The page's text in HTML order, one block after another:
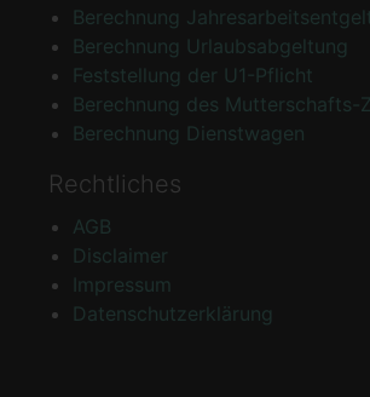
Berechnung
Berechnung Urlaubsabgeltung
Feststellung der U1-Pflicht
Berechnung des Mutterschafts-
Berechnung Dienstwagen
Rechtliches
AGB
Disclaimer
Impressum
Datenschutzerklärung